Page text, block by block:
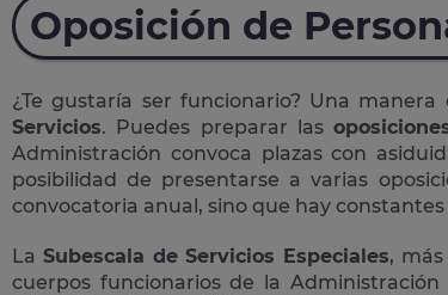
Oposición de
¿Te gustaría ser funcionario? Una
Servicios. Puedes preparar las
Administración convoca plazas con
posibilidad de presentarse a varias
convocatoria anual, sino que hay
La Subescala de Servicios Especiales,
cuerpos funcionarios de la